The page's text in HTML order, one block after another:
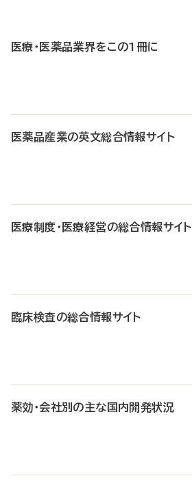
医療・医薬品業界をこの1冊に
医薬品産業の英文総合情報サイト
医療制度・医療経営の総合情報サイト
臨床検査の総合情報サイト
薬効・会社別の主な国内開発状況